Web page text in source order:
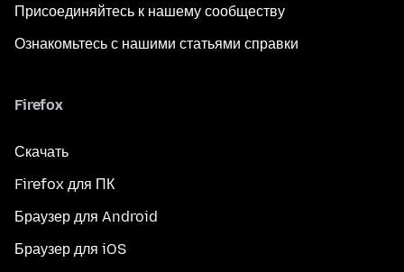
Присоединяйтесь к нашему сообществу
Ознакомьтесь с нашими статьями справки
Firefox
Скачать
Firefox для ПК
Браузер для Android
Браузер для iOS